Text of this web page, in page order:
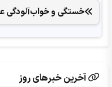
خستگی و خواب‌آلودگی
آخرین خبرهای روز